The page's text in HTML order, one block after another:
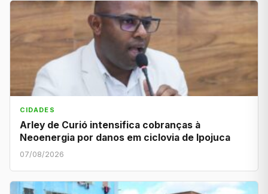
CIDADES
Arley de Curió intensifica cobranças à
Neoenergia por danos em ciclovia de Ipojuca
07/08/2026